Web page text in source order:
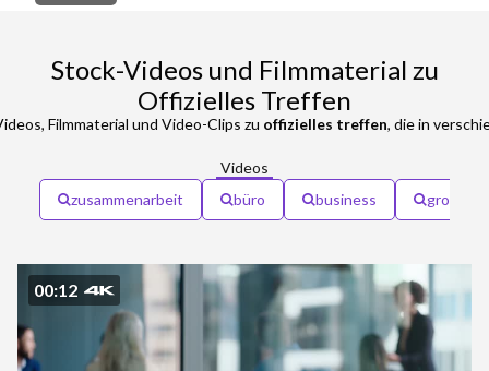
Stock-Videos und Filmmaterial zu
Offizielles Treffen
Filmmaterial und Video-Clips zu offizielles treffen, die in verschiedenen
Videos
zusammenarbeit
büro business
00:12